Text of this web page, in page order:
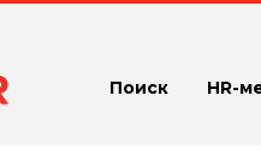
Поиск HR-